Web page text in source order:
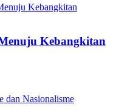
Kebangkitan